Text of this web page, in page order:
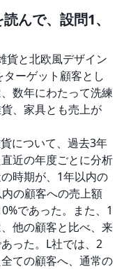
んで、設問1、
貨と北欧風デザイン
ーゲット顧客とし
数年にわたって洗練
、家具とも売上が
について、過去3年
近の年度ごとに分析
時期が、1年以内の
の顧客への売上額
であった。また、1
他の顧客と比べ、来
った。L社では、2
ての顧客へ、通常の